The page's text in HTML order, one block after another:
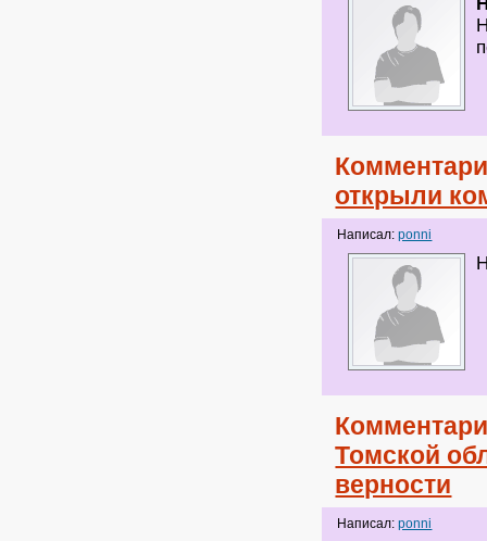
открыли
Написал:ponni
Томской
верности
Написал:ponni